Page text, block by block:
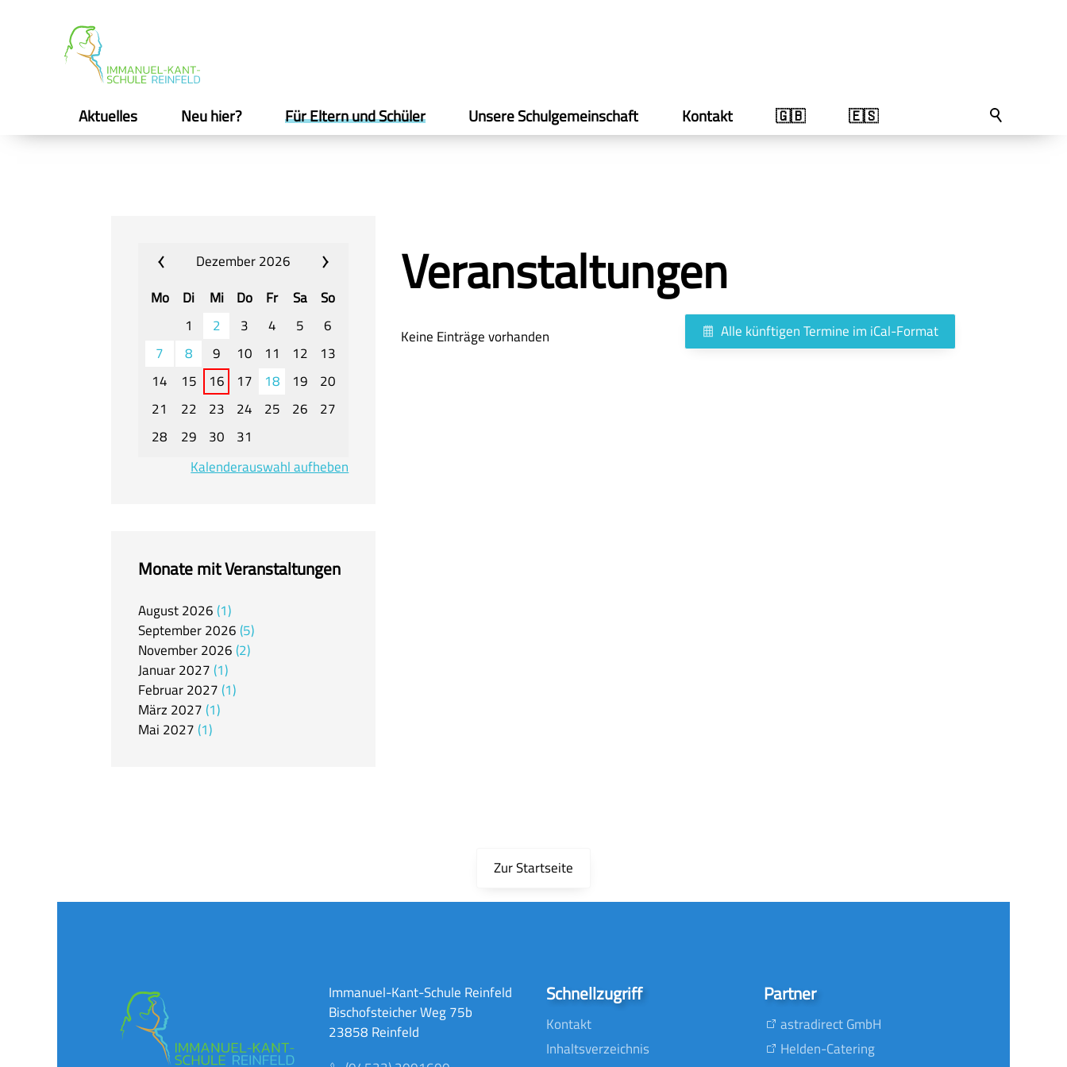
Aktuelles Neu hier? Für Eltern und Schüler Unsere Schulgemeinschaft Kontakt 🇬🇧 🇪🇸
Dezember 2026
Mo
Di Mi Do Fr Sa
So
1
2 3 4 5
6
7
8 9 10 11 12
13
14
15 16 17 18 19
20
21
22 23 24 25 26
27
28
29 30
31
Kalenderauswahl aufheben
Monate mit Veranstaltungen
August2026 1
September2026 5
November2026 2
Januar2027 1
Februar2027 1
März 2027 1
Mai 2027 1
Veranstaltungen
Alle künftigen Termine im iCal-Format
Keine Einträge vorhanden
Zur Startseite
Immanuel-Kant-Schule Reinfeld
Bischofsteicher Weg 75b
23858 Reinfeld
Schnellzugriff
Kontakt
Inhaltsverzeichnis
Partner
astradirect GmbH
Helden-Catering